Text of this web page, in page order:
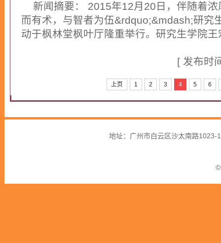
新闻摘要： 2015年12月20日，伴随着
而有术，与智者为伍&rdquo;&mdash;研究
动于枫林堂枫叶厅隆重举行。研究生学院
[ 发布时
上页 1 2 3 4 5 6
地址：广州市白云区沙太南路